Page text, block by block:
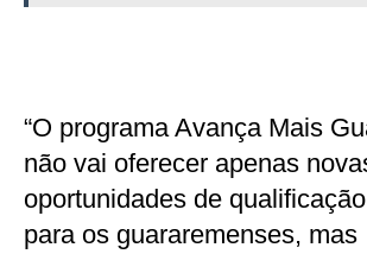
“O programa Avança Mais
não vai oferecer apenas
oportunidades de
para os guararemenses, mas